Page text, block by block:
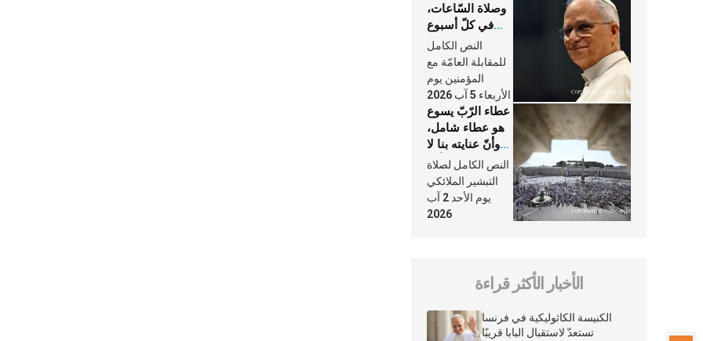
وصلاة السّاعات،
في كلّ أسبوع
وكلّ يوم، هما
النَّفَس في حياة
الكنيسة
النص الكامل
للمقابلة العامّة مع
المؤمنين يوم
الأربعاء 5 آب 2026
عطاء الرّبّ يسوع
هو عطاء شامل،
وأنّ عنايته بنا لا
تغيب عنّا أبدًا
النص الكامل لصلاة
التبشير الملائكي
يوم الأحد 2 آب
2026
الأخبار الأكثر قراءة
الكنيسة الكاثوليكية في فرنسا
تستعدّ لاستقبال البابا قريبًا